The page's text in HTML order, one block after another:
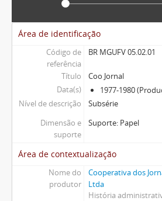
Área de identificação
Código de
referência
BR MGUFV 05.02.01
Título
Coo Jornal
Data(s)
1977-1980
Nível de descrição
Subsérie
Dimensão e
suporte
Suporte: Papel
Área de contextualização
Nome do
produtor
Cooperativa dos
Ltda
História